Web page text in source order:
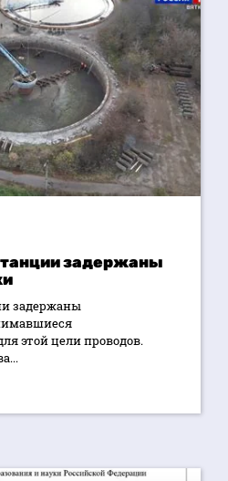
задержаны
задержаны
этой цели проводов.